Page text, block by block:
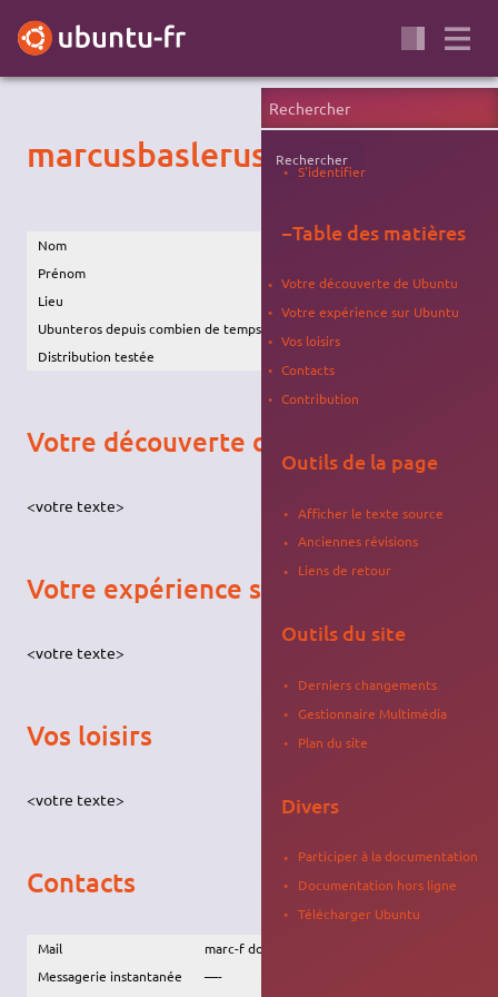
marcusbaslerus
Nom
BASLER
Prénom
Lieu
Ubunteros depuis combien de temps
Distribution testée
Votre découverte de Ubuntu
<votre texte>
Votre expérience sur Ubuntu
<votre texte>
Vos loisirs
<votre texte>
Contacts
Mail
marc-f dot basler à laposte dot net
Messagerie instantanée
—-
Rechercher
S'identifier
−Table des matières
Votre découverte de Ubuntu
Votre expérience sur Ubuntu
Vos loisirs
Contacts
Contribution
Outils de la page
Afficher le texte source
Anciennes révisions
Liens de retour
Outils du site
Derniers changements
Gestionnaire Multimédia
Plan du site
Divers
Participer à la documentation
Documentation hors ligne
Télécharger Ubuntu